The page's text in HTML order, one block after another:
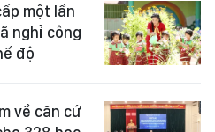
một lần
nghỉ công
độ
về căn cứ